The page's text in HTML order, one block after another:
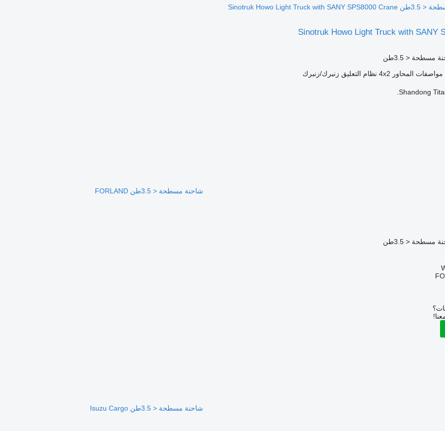
Sinotruk Howo Light Truck with SANY
مسطحة < 3.5طن
مواصفات المحاور 4x2 نظام التعليق زنبرك/زنبرك
Shandong
شاحنة مسطحة < 3.5طن FORLAND
مسطحة < 3.5طن
شاحنة مسطحة < 3.5طن Isuzu Cargo